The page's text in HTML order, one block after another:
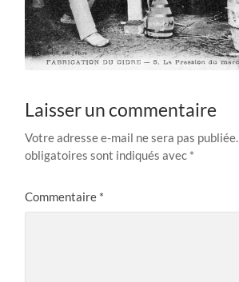
Laisser un commentaire
Votre adresse e-mail ne sera pas publiée.
obligatoires sont indiqués avec *
Commentaire *